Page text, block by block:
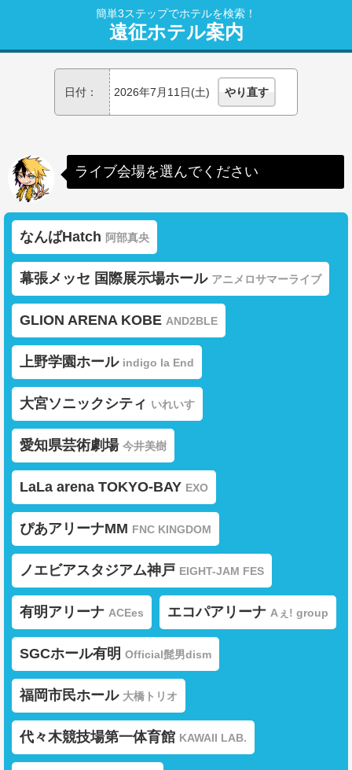
簡単3ステップでホテルを検索！
遠征ホテル案内
日付： 2026年7月11日(土) やり直す
ライブ会場を選んでください
なんばHatch 阿部真央
幕張メッセ 国際展示場ホール アニメロサマーライブ
GLION ARENA KOBE AND2BLE
上野学園ホール indigo la End
大宮ソニックシティ いれいす
愛知県芸術劇場 今井美樹
LaLa arena TOKYO-BAY EXO
ぴあアリーナMM FNC KINGDOM
ノエビアスタジアム神戸 EIGHT-JAM FES
有明アリーナ ACEes エコパアリーナ Aぇ! group
SGCホール有明 Official髭男dism
福岡市民ホール 大橋トリオ
代々木競技場第一体育館 KAWAII LAB.